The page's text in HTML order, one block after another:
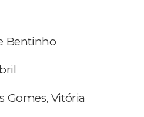
Bentinho
Gomes, Vitória